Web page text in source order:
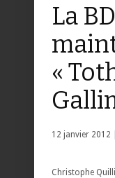
La
«
12 janvier 2012 |
Christophe